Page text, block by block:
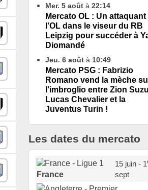
Mer. 5 août à 22:14
Mercato OL : Un attaquant
l'OL dans le viseur du RB
Leipzig pour succéder à
Diomandé
Jeu. 6 août à 10:49
Mercato PSG : Fabrizio
Romano vend la mèche
l'imbroglio entre Zion
Lucas Chevalier et la
Juventus Turin !
Les dates du mercato
France
15 juin - 1
sept